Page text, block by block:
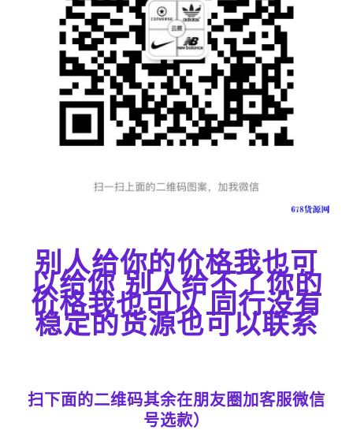
别人给你的价格我也可
以给你 别人给不了你的
价格我也可以 同行没有
稳定的货源也可以联系
扫下面的二维码其余在朋友圈加客服微信
号选款）